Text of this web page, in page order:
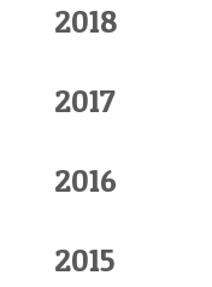
2018
2017
2016
2015